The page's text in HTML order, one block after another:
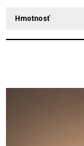
Hmotnosť